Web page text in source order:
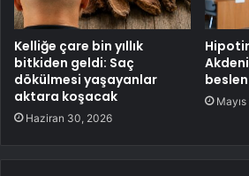
Kelliğe çare bin yıllık
bitkiden geldi: Saç
dökülmesi yaşayanlar
aktara koşacak
Haziran 30, 2026